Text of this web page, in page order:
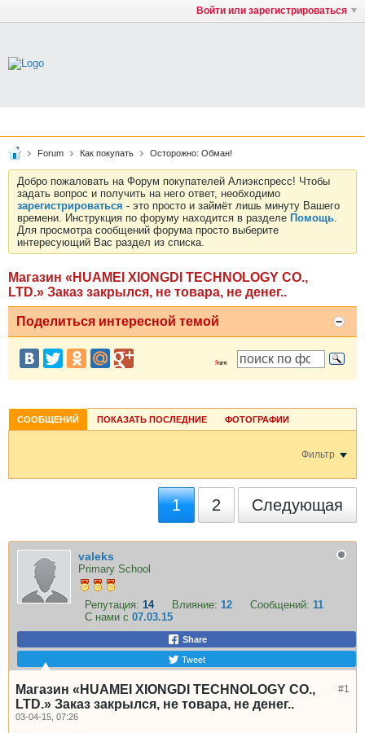
Войти или зарегистрироваться
Forum Как покупать Осторожно: Обман!
Добро пожаловать на Форум покупателей Алиэкспресс! Чтобы
задать вопрос и получить на него ответ, необходимо
зарегистрироваться - это просто и займёт лишь минуту Вашего
времени. Инструкция по форуму находится в разделе Помощь.
Для просмотра сообщений форума просто выберите
интересующий Вас раздел из списка.
Магазин «HUAMEI XIONGDI TECHNOLOGY CO.,
LTD.» Заказ закрылся, не товара, не денег..
Поделиться интересной темой
СООБЩЕНИЙ ПОКАЗАТЬ ПОСЛЕДНИЕ ФОТОГРАФИИ
Фильтр
1 2 Следующая
valeks
Primary School
Репутация: 14 Влияние: 12 Сообщений: 11
С нами с 07.03.15
Share
Tweet
#1
Магазин «HUAMEI XIONGDI TECHNOLOGY CO.,
LTD.» Заказ закрылся, не товара, не денег..
03-04-15, 07:26